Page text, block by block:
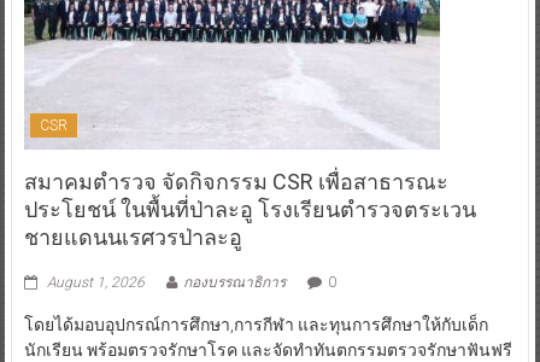
CSR
สมาคมตำรวจ จัดกิจกรรม CSR เพื่อสาธารณะ
ประโยชน์ ในพื้นที่ป่าละอู โรงเรียนตำรวจตระเวน
ชายแดนนเรศวรป่าละอู
August 1, 2026 กองบรรณาธิการ 0
โดยได้มอบอุปกรณ์การศึกษา,การกีฬา และทุนการศึกษาให้กับเด็ก
นักเรียน พร้อมตรวจรักษาโรค และจัดทำทันตกรรมตรวจรักษาฟันฟรี